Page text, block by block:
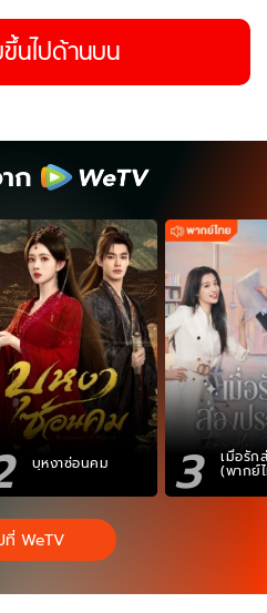
นไปด้านบน
ก
บุหงาซ่อนคม 3 เมื่อรัก
(พากย์
ที่ WeTV